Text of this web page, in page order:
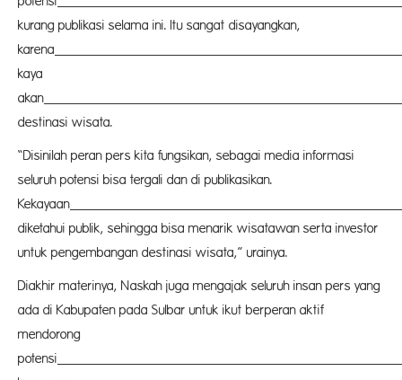
kurang publikasi selama ini. Itu sangat disayangkan,
karena
kaya
akan
destinasi wisata.
“Disinilah peran pers kita fungsikan, sebagai media informasi
seluruh potensi bisa tergali dan di publikasikan.
Kekayaan
diketahui publik, sehingga bisa menarik wisatawan serta investor
untuk pengembangan destinasi wisata,” urainya.
Diakhir materinya, Naskah juga mengajak seluruh insan pers yang
ada di Kabupaten pada Sulbar untuk ikut berperan aktif
mendorong
potensi